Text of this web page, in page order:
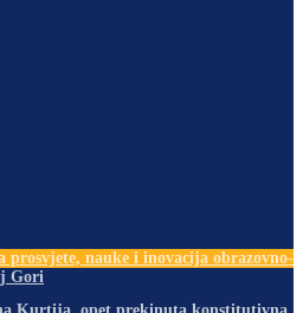
nauke i inovacija obrazovno-
Gori